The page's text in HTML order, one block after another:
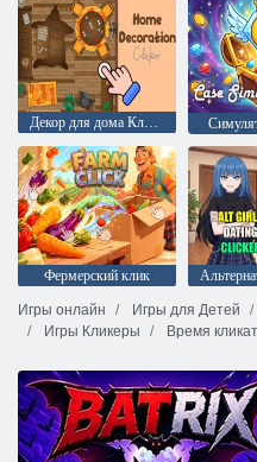
Декор для дома Кликер
Фермерский клик
Игры онлайн
Игры для Детей
Игры Кликеры
Время